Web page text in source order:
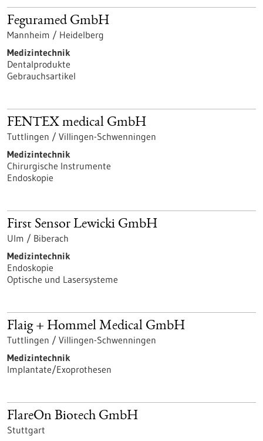
Feguramed GmbH
Mannheim / Heidelberg
Medizintechnik
Dentalprodukte
Gebrauchsartikel
FENTEX medical GmbH
Tuttlingen / Villingen-Schwenningen
Medizintechnik
Chirurgische Instrumente
Endoskopie
First Sensor Lewicki GmbH
Ulm / Biberach
Medizintechnik
Endoskopie
Optische und Lasersysteme
Flaig + Hommel Medical GmbH
Tuttlingen / Villingen-Schwenningen
Medizintechnik
Implantate/Exoprothesen
FlareOn Biotech GmbH
Stuttgart